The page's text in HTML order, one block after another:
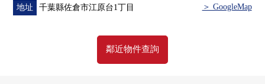
地址 千葉縣佐倉市江原台1丁目 ＞ GoogleMap
鄰近物件查詢